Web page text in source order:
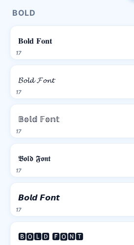
BOLD
17
𝐁𝐨𝐥𝐝 𝐅𝐨𝐧𝐭
17
𝓑𝓸𝓵𝓭 𝓕𝓸𝓷𝓽
17
𝔹𝕠𝕝𝕕 𝔽𝕠𝕟𝕥
17
𝕭𝖔𝖑𝖉 𝕱𝖔𝖓𝖙
17
𝘽𝙤𝙡𝙙 𝙁𝙤𝙣𝙩
🅱🅾🅻🅳 🅵🅾🅽🆃